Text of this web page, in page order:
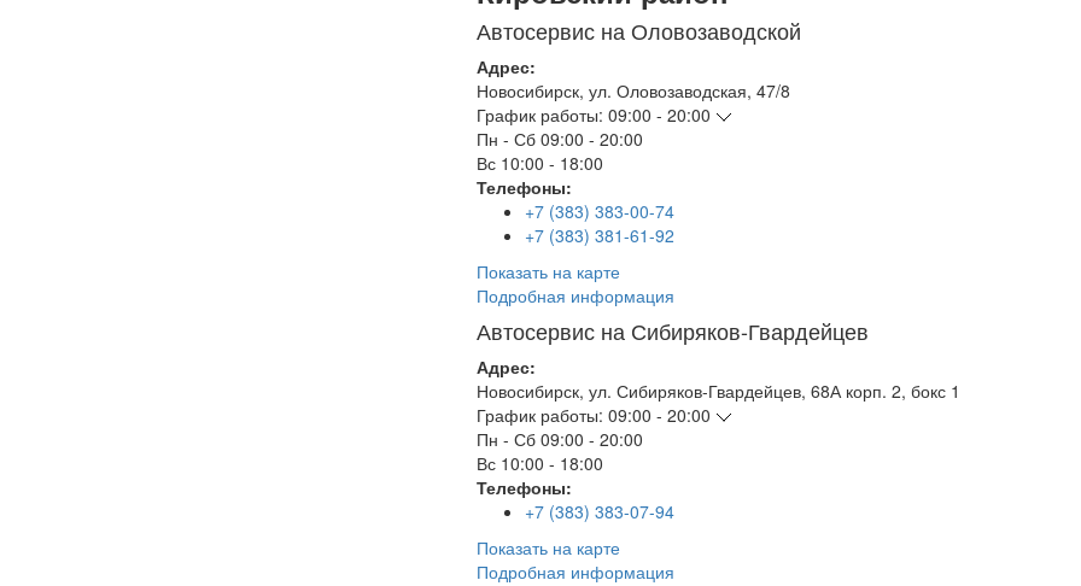
Автосервис на Оловозаводской
Адрес:
Новосибирск, ул. Оловозаводская, 47/8
График работы: 09:00 - 20:00
Пн - Сб 09:00 - 20:00
Вс 10:00 - 18:00
Телефоны:
+7 (383) 383-00-74
+7 (383) 381-61-92
Показать на карте
Подробная информация
Автосервис на Сибиряков-Гвардейцев
Адрес:
Новосибирск, ул. Сибиряков-Гвардейцев, 68А корп. 2, бокс 1
График работы: 09:00 - 20:00
Пн - Сб 09:00 - 20:00
Вс 10:00 - 18:00
Телефоны:
+7 (383) 383-07-94
Показать на карте
Подробная информация